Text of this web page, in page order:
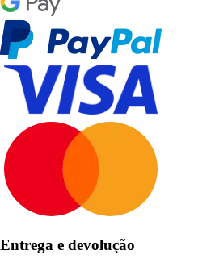
Entrega e devolução